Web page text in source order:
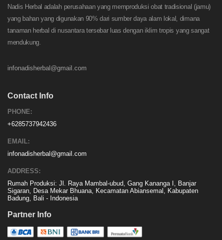
Nadis Herbal adalah perusahaan yang memproduksi obat tradisional (jamu)
yang bahan yang digunakan 90% dari sumber daya alam lokal, dimana
tanaman herbal di nusantara tersebar luas dengan iklim tropis yang sangat
mendukung.
infonadisherbal@gmail.com
Contact Info
PHONE:
+6285737942436
EMAIL:
infonadisherbal@gmail.com
ADDRESS:
Rumah Produksi: Jl. Raya Mambal-ubud, Gang Kananga I, Banjar
Sigaran, Desa Mekar Bhuana, Kecamatan Abiansemal, Kabupaten
Badung, Bali - Indonesia
Partner Info